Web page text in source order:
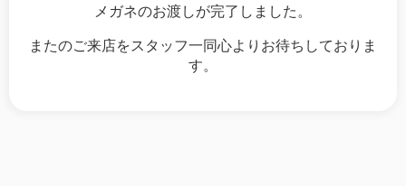
メガネのお渡しが完了しました。
またのご来店をスタッフ一同心よりお待ちしておりま
す。